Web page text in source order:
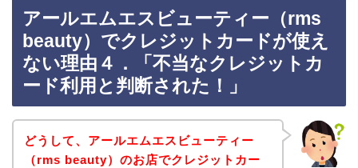
アールエムエスビューティー（rms
beauty）でクレジットカードが使え
ない理由４．「不当なクレジットカ
ード利用と判断された！」
どうして、アールエムエスビューティー
（rms beauty）のお店でクレジットカー